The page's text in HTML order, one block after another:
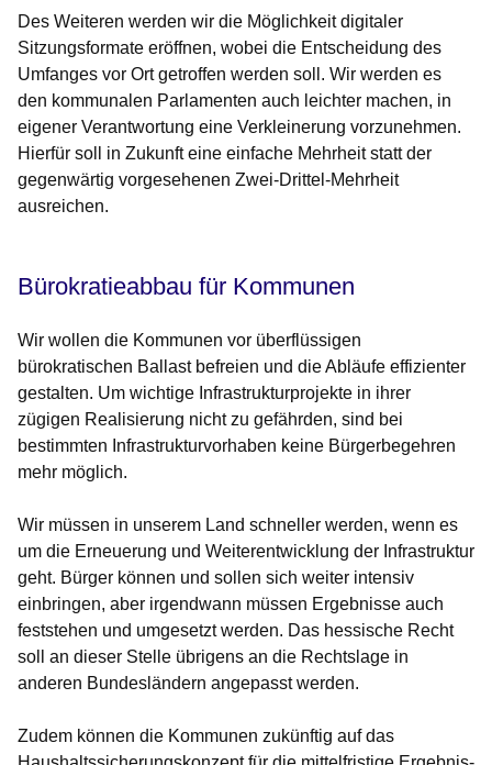
Des Weiteren werden wir die Möglichkeit digitaler
Sitzungsformate eröffnen, wobei die Entscheidung des
Umfanges vor Ort getroffen werden soll. Wir werden es
den kommunalen Parlamenten auch leichter machen, in
eigener Verantwortung eine Verkleinerung vorzunehmen.
Hierfür soll in Zukunft eine einfache Mehrheit statt der
gegenwärtig vorgesehenen Zwei-Drittel-Mehrheit
ausreichen.
Bürokratieabbau für Kommunen
Wir wollen die Kommunen vor überflüssigen
bürokratischen Ballast befreien und die Abläufe effizienter
gestalten. Um wichtige Infrastrukturprojekte in ihrer
zügigen Realisierung nicht zu gefährden, sind bei
bestimmten Infrastrukturvorhaben keine Bürgerbegehren
mehr möglich.
Wir müssen in unserem Land schneller werden, wenn es
um die Erneuerung und Weiterentwicklung der Infrastruktur
geht. Bürger können und sollen sich weiter intensiv
einbringen, aber irgendwann müssen Ergebnisse auch
feststehen und umgesetzt werden. Das hessische Recht
soll an dieser Stelle übrigens an die Rechtslage in
anderen Bundesländern angepasst werden.
Zudem können die Kommunen zukünftig auf das